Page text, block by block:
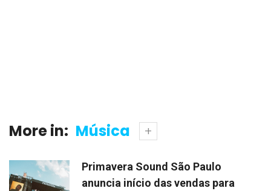
More in: Música
Primavera Sound São Paulo
anuncia início das vendas para